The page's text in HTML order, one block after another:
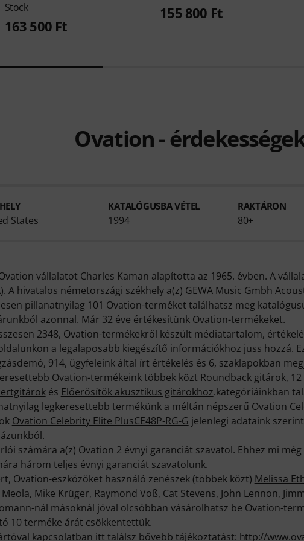
Stock
163 500 Ft
155 800 Ft
Ovation -
States
KATALÓGUSBA VÉTEL
1994
RAKTÁRON
80+
vállalatot Charles Kaman alapította az 1965. évben. A
A hivatalos németországi székhely a(z) GEWA Music Gmbh
pillanatnyilag 101 Ovation-terméket találhatsz meg
azonnal. Már 32 éve értékesítünk Ovation-termékeket.
2348, Ovation-termékekről készült médiatartalom,
a legalaposabb kiegészítő információkhoz juss hozzá.
914, ügyfeleink által írt értékelés és 6, szaklapokban
Ovation-termékeink többek közt Roundback gitárok,
és Előerősítők akusztikus gitárokhoz.kategóriáinkban
legkeresettebb termékünk a méltán népszerű Ovation
Ovation Celebrity Elite PlusCE48P-RG-G jelenlegi adataink
számára a(z) Ovation 2 évnyi garanciát szavatol. Ehhez mi
három teljes évnyi garanciát szavatolunk.
Ovation-eszközöket használó zenészek (többek közt) Melissa
Mike Krüger, Raymond Voß, Cat Stevens, John Lennon,
nál másoknál jóval olcsóbban vásárolhatsz be Ovation-
10 terméke árát csökkentettük.
kapcsolatban itt találsz bővebb tájékoztatást: http://